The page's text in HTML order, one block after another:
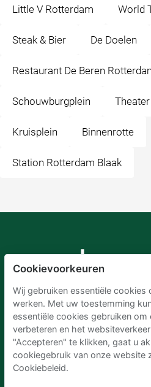
Little V Rotterdam World
Steak & Bier De Doelen
Restaurant De Beren
Schouwburgplein
Kruisplein Binnenrotte
Station Rotterdam Blaak
Cookievoorkeuren
Wij gebruiken essentiële cookies
werken. Met uw toestemming
essentiële cookies gebruiken
verbeteren en het
"Accepteren" te klikken, gaat u
cookiegebruik van onze website
Cookiebeleid.